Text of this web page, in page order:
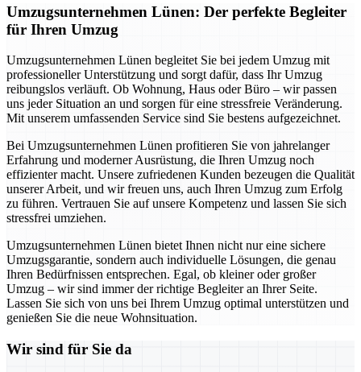
Umzugsunternehmen Lünen: Der perfekte Begleiter
für Ihren Umzug
Umzugsunternehmen Lünen begleitet Sie bei jedem Umzug mit
professioneller Unterstützung und sorgt dafür, dass Ihr Umzug
reibungslos verläuft. Ob Wohnung, Haus oder Büro – wir passen
uns jeder Situation an und sorgen für eine stressfreie Veränderung.
Mit unserem umfassenden Service sind Sie bestens aufgezeichnet.
Bei Umzugsunternehmen Lünen profitieren Sie von jahrelanger
Erfahrung und moderner Ausrüstung, die Ihren Umzug noch
effizienter macht. Unsere zufriedenen Kunden bezeugen die Qualität
unserer Arbeit, und wir freuen uns, auch Ihren Umzug zum Erfolg
zu führen. Vertrauen Sie auf unsere Kompetenz und lassen Sie sich
stressfrei umziehen.
Umzugsunternehmen Lünen bietet Ihnen nicht nur eine sichere
Umzugsgarantie, sondern auch individuelle Lösungen, die genau
Ihren Bedürfnissen entsprechen. Egal, ob kleiner oder großer
Umzug – wir sind immer der richtige Begleiter an Ihrer Seite.
Lassen Sie sich von uns bei Ihrem Umzug optimal unterstützen und
genießen Sie die neue Wohnsituation.
Wir sind für Sie da